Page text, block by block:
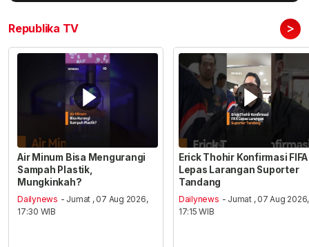
Republika TV >
Air Minum Bisa Mengurangi
Sampah Plastik,
Mungkinkah?
Dailynews - Jumat , 07 Aug 2026,
17:30 WIB
Erick Thohir Konfirmasi FIFA
Lepas Larangan Suporter
Tandang
Dailynews - Jumat , 07 Aug 2026,
17:15 WIB